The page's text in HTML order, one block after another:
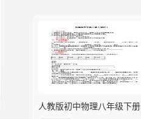
人教版初中物理八年级下册